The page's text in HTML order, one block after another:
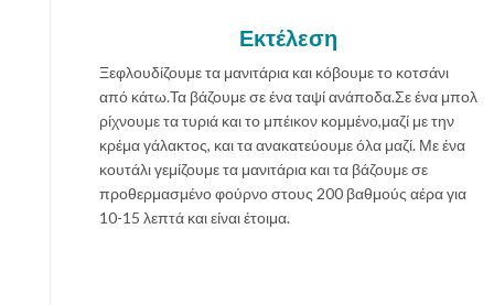
Εκτέλεση
Ξεφλουδίζουμε τα μανιτάρια και κόβουμε το κοτσάνι
από κάτω.Τα βάζουμε σε ένα ταψί ανάποδα.Σε ένα μπολ
ρίχνουμε τα τυριά και το μπέικον κομμένο,μαζί με την
κρέμα γάλακτος, και τα ανακατεύουμε όλα μαζί. Με ένα
κουτάλι γεμίζουμε τα μανιτάρια και τα βάζουμε σε
προθερμασμένο φούρνο στους 200 βαθμούς αέρα για
10-15 λεπτά και είναι έτοιμα.